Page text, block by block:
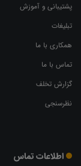
پشتیبانی و آموزش
تبلیغات
همکاری با ما
تماس با ما
گزارش تخلف
نظرسنجی
اطلاعات تماس